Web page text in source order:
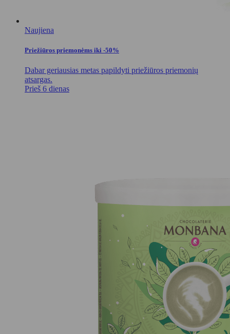
Naujiena
Priežiūros priemonėms iki -50%
Dabar geriausias metas papildyti priežiūros priemonių
atsargas.
Prieš 6 dienas